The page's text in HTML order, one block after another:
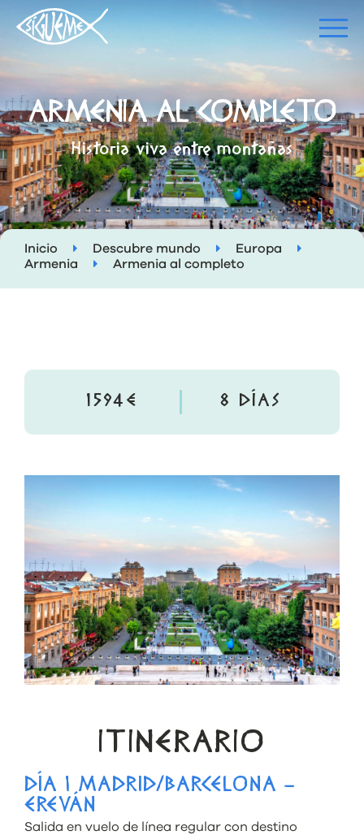
ARMENIA AL COMPLETO
Historia viva entre montañas
Inicio Descubre mundo
Europa
Armenia
Armenia al completo
1594€ 8 DÍAS
ITINERARIO
DÍA 1 MADRID/BARCELONA –
EREVÁN
Salida en vuelo de línea regular con destino